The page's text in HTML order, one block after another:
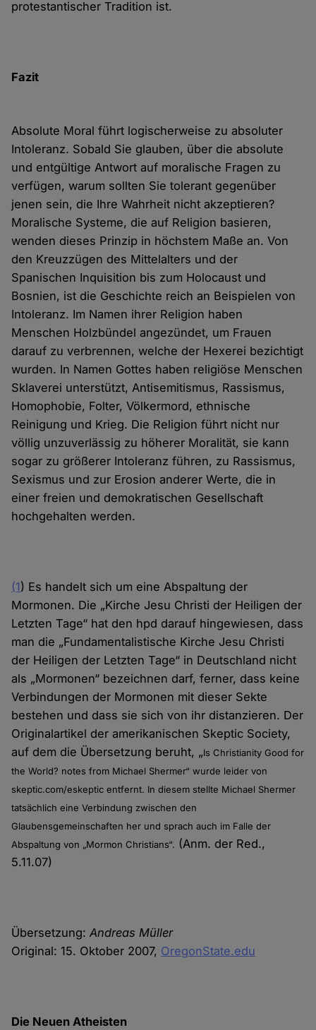
protestantischer Tradition ist.
Fazit
Absolute Moral führt logischerweise zu absoluter
Intoleranz. Sobald Sie glauben, über die absolute
und entgültige Antwort auf moralische Fragen zu
verfügen, warum sollten Sie tolerant gegenüber
jenen sein, die Ihre Wahrheit nicht akzeptieren?
Moralische Systeme, die auf Religion basieren,
wenden dieses Prinzip in höchstem Maße an. Von
den Kreuzzügen des Mittelalters und der
Spanischen Inquisition bis zum Holocaust und
Bosnien, ist die Geschichte reich an Beispielen von
Intoleranz. Im Namen ihrer Religion haben
Menschen Holzbündel angezündet, um Frauen
darauf zu verbrennen, welche der Hexerei bezichtigt
wurden. In Namen Gottes haben religiöse Menschen
Sklaverei unterstützt, Antisemitismus, Rassismus,
Homophobie, Folter, Völkermord, ethnische
Reinigung und Krieg. Die Religion führt nicht nur
völlig unzuverlässig zu höherer Moralität, sie kann
sogar zu größerer Intoleranz führen, zu Rassismus,
Sexismus und zur Erosion anderer Werte, die in
einer freien und demokratischen Gesellschaft
hochgehalten werden.
(1) Es handelt sich um eine Abspaltung der
Mormonen. Die „Kirche Jesu Christi der Heiligen der
Letzten Tage“ hat den hpd darauf hingewiesen, dass
man die „Fundamentalistische Kirche Jesu Christi
der Heiligen der Letzten Tage“ in Deutschland nicht
als „Mormonen“ bezeichnen darf, ferner, dass keine
Verbindungen der Mormonen mit dieser Sekte
bestehen und dass sie sich von ihr distanzieren. Der
Originalartikel der amerikanischen Skeptic Society,
auf dem die Übersetzung beruht, „Is Christianity Good for
the World? notes from Michael Shermer“ wurde leider von
skeptic.com/eskeptic entfernt. In diesem stellte Michael Shermer
tatsächlich eine Verbindung zwischen den
Glaubensgemeinschaften her und sprach auch im Falle der
Abspaltung von „Mormon Christians“. (Anm. der Red.,
5.11.07)
Übersetzung:Andreas Müller
Original: 15. Oktober 2007, OregonState.edu
Die Neuen Atheisten